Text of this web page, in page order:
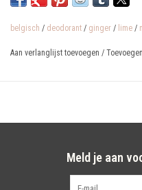
Belgische bodem
belgisch / deodorant / ginger / lime /
Aan verlanglijst toevoegen /
Meld je aan